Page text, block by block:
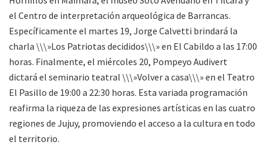
el Centro de interpretación arqueológica de Barrancas.
Específicamente el martes 19, Jorge Calvetti brindará la
charla \\\»Los Patriotas decididos\\\» en El Cabildo a las 17:00
horas. Finalmente, el miércoles 20, Pompeyo Audivert
dictará el seminario teatral \\\»Volver a casa\\\» en el Teatro
El Pasillo de 19:00 a 22:30 horas. Esta variada programación
reafirma la riqueza de las expresiones artísticas en las cuatro
regiones de Jujuy, promoviendo el acceso a la cultura en todo
el territorio.